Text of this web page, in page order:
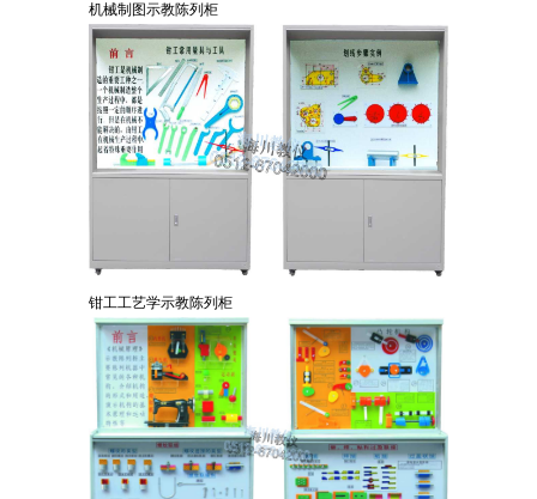
机械制图示教陈列柜
钳工工艺学示教陈列柜